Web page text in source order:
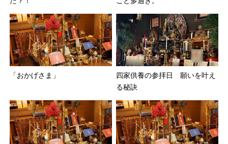
「おかげさま」
四家供養の参拝日 願いを叶え
る秘訣